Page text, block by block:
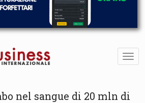
nel sangue di 20 mln di